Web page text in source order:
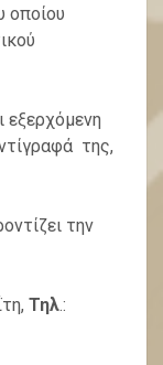
οποίου
εξερχόμενη
της,
την
Τηλ.: